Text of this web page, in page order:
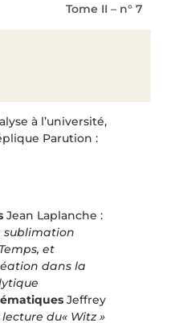
Tome II – n° 7
à l’université,
Parution :
Jean Laplanche :
sublimation
Temps, et
dans la
Jeffrey
lecture du« Witz »